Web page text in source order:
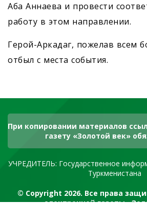
Аба Аннаева и провести
работу в этом направлении.
Герой-Аркадаг, пожелав всем
отбыл с места события.
При копировании материалов
газету «Золотой век»
УЧРЕДИТЕЛЬ: Государственное
Туркменистана
© Copyright 2026. Все права
электронной газеты